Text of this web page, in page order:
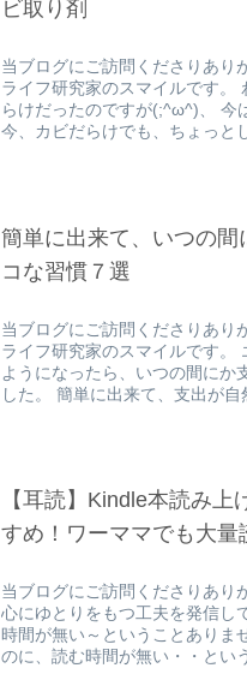
ビ取り剤
当ブログにご訪問くださりあり
ライフ研究家のスマイルです。
らけだったのですが(;^ω^)、 今
今、カビだらけでも、ちょっと
簡単に出来て、いつの
コな習慣７選
当ブログにご訪問くださりあり
ライフ研究家のスマイルです。
ようになったら、いつの間にか
した。 簡単に出来て、支出が自
【耳読】Kindle本読み
すめ！ワーママでも大量
当ブログにご訪問くださりあり
心にゆとりをもつ工夫を発信し
時間が無い～ということありま
のに、読む時間が無い・・とい